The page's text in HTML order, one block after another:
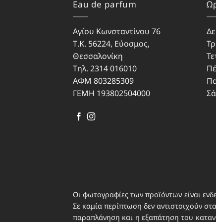
Eau de parfum
Αγίου Κωνσταντίνου 76
Τ.Κ. 56224, Εύοσμος,
Θεσσαλονίκη
Τηλ. 2314 016010
ΑΦΜ 803285309
ΓΕΜΗ 193802504000
Οι φωτογραφίες των προϊόντων είναι
Σε καμία περίπτωση δεν αντιστοιχούν
παραπλάνηση και η εξαπάτηση του